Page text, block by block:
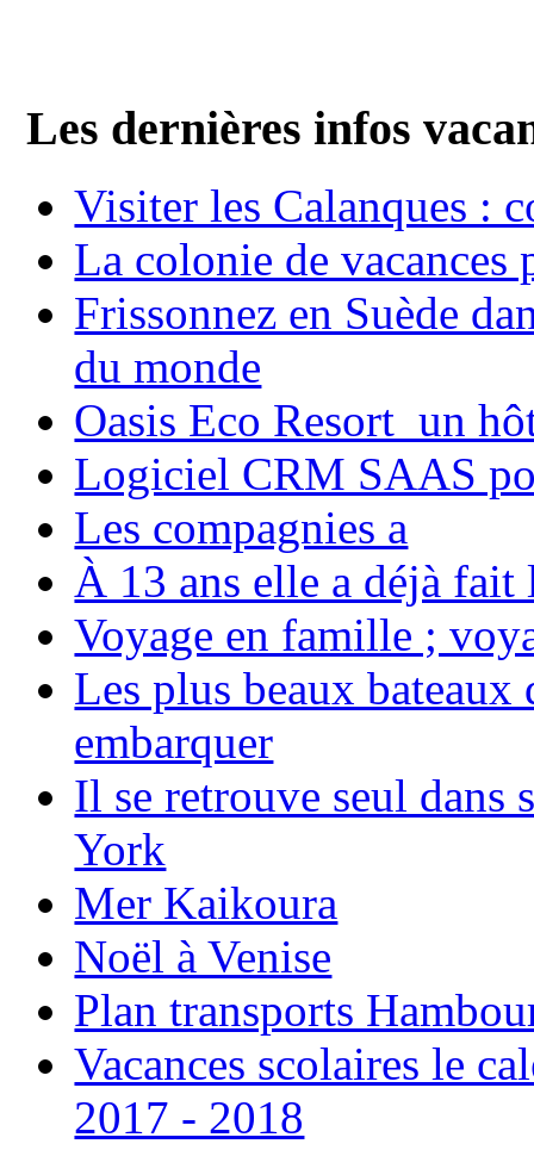
Les dernières infos
Visiter les Calanques :
La colonie de vacances
Frissonnez en Suède
du monde
Oasis Eco Resort un
Logiciel CRM SAAS
Les compagnies a
À 13 ans elle a déjà
Voyage en famille ;
Les plus beaux bateaux
embarquer
Il se retrouve seul dans
York
Mer Kaikoura
Noël à Venise
Plan transports
Vacances scolaires le
2017 - 2018